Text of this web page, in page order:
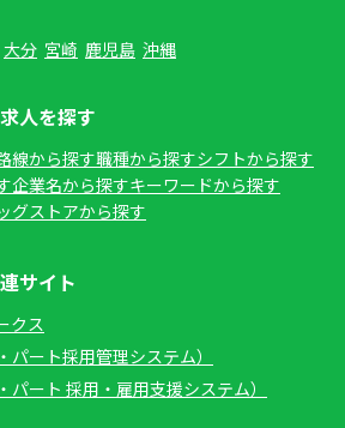
大分 宮崎 鹿児島 沖縄
人を探す
線から探す職種から探すシフトから探す
企業名から探すキーワードから探す
グストアから探す
サイト
クス
パート採用管理システム）
ート 採用・雇用支援システム）